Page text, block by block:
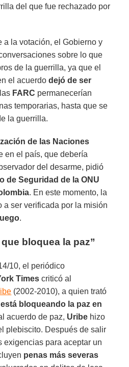
del que fue rechazado por
a la votación, el Gobierno y
sobre lo que
de la guerrilla, ya que el
el acuerdodejó de ser
FARC permanecerían
temporarias, hasta que se
la guerrilla.
de las Naciones
en el país, que debería
del desarme, pidió
de Seguridad de la ONU
. En este momento, la
a ser verificada por la misión
.
bloquea la paz”
10, el periódico
Times criticó al
(2002-2010), a quien trató
bloqueando la paz en
acuerdo de paz, Uribe hizo
plebiscito. Después de salir
exigencias para aceptar un
penas más severas